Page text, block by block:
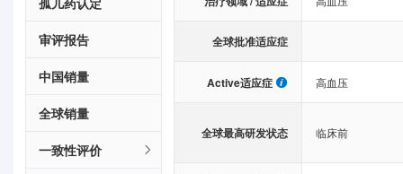
审评报告
中国销量
全球销量
一致性评价
全球批准适应症
Active适应症 高血压
全球最高研发状态 临床前